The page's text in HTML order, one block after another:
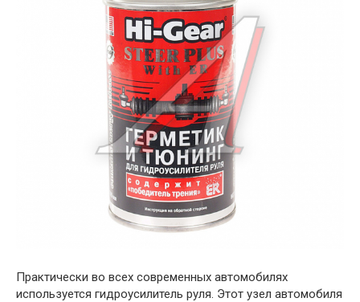
Практически во всех современных автомобилях
используется гидроусилитель руля. Этот узел автомобиля